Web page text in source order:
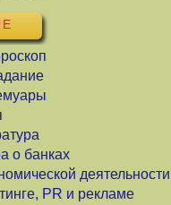
о банках
деятельности
PR и рекламе